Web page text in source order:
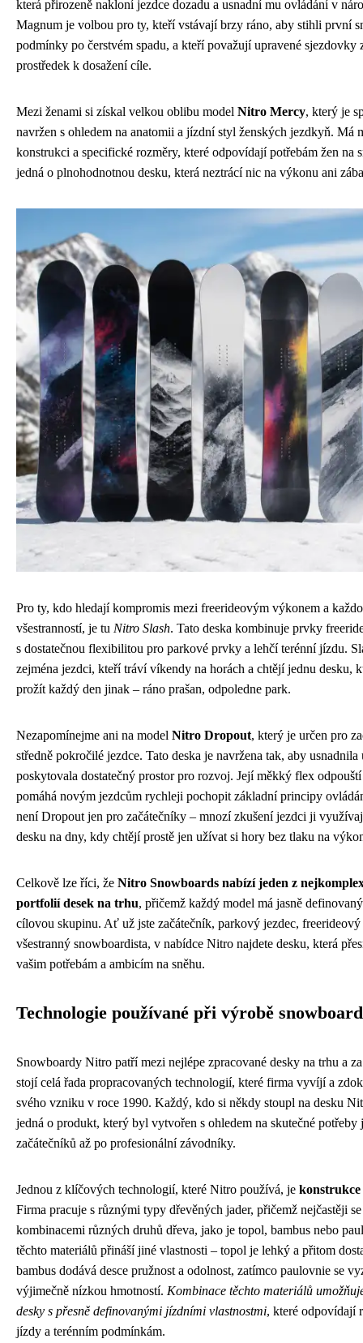
která přirozeně nakloní jezdce dozadu a usnadní mu ovládání v
Magnum je volbou pro ty, kteří vstávají brzy ráno, aby stihli první
podmínky po čerstvém spadu, a kteří považují upravené sjezdovky
prostředek k dosažení cíle.
Mezi ženami si získal velkou oblibu model Nitro Mercy, který je
navržen s ohledem na anatomii a jízdní styl ženských jezdkyň. Má
konstrukci a specifické rozměry, které odpovídají potřebám žen na
jedná o plnohodnotnou desku, která neztrácí nic na výkonu ani
Pro ty, kdo hledají kompromis mezi freerideovým výkonem a
všestranností, je tu Nitro Slash. Tato deska kombinuje prvky
s dostatečnou flexibilitou pro parkové prvky a lehčí terénní jízdu.
zejména jezdci, kteří tráví víkendy na horách a chtějí jednu desku,
prožít každý den jinak – ráno prašan, odpoledne park.
Nezapomínejme ani na model Nitro Dropout, který je určen pro
středně pokročilé jezdce. Tato deska je navržena tak, aby usnadnila
poskytovala dostatečný prostor pro rozvoj. Její měkký flex
pomáhá novým jezdcům rychleji pochopit základní principy
není Dropout jen pro začátečníky – mnozí zkušení jezdci ji
desku na dny, kdy chtějí prostě jen užívat si hory bez tlaku na
Celkově lze říci, že Nitro Snowboards nabízí jeden z
portfolií desek na trhu, přičemž každý model má jasně
cílovou skupinu. Ať už jste začátečník, parkový jezdec, freerideový
všestranný snowboardista, v nabídce Nitro najdete desku, která
vašim potřebám a ambicím na sněhu.
Technologie používané při výrobě
Snowboardy Nitro patří mezi nejlépe zpracované desky na trhu a
stojí celá řada propracovaných technologií, které firma vyvíjí a
svého vzniku v roce 1990. Každý, kdo si někdy stoupl na desku
jedná o produkt, který byl vytvořen s ohledem na skutečné potřeby
začátečníků až po profesionální závodníky.
Jednou z klíčových technologií, které Nitro používá, je
Firma pracuje s různými typy dřevěných jader, přičemž nejčastěji se
kombinacemi různých druhů dřeva, jako je topol, bambus nebo
těchto materiálů přináší jiné vlastnosti – topol je lehký a přitom
bambus dodává desce pružnost a odolnost, zatímco paulovnie se
výjimečně nízkou hmotností. Kombinace těchto materiálů
desky s přesně definovanými jízdními vlastnostmi, které odpovídají
jízdy a terénním podmínkám.